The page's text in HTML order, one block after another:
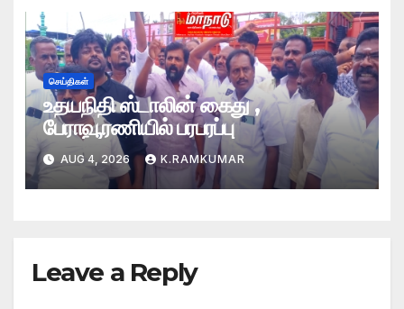
செய்திகள்
உதயநிதி ஸ்டாலின் கைது ,
பேராவூரணியில் பரபரப்பு
AUG 4, 2026 K.RAMKUMAR
Leave a Reply